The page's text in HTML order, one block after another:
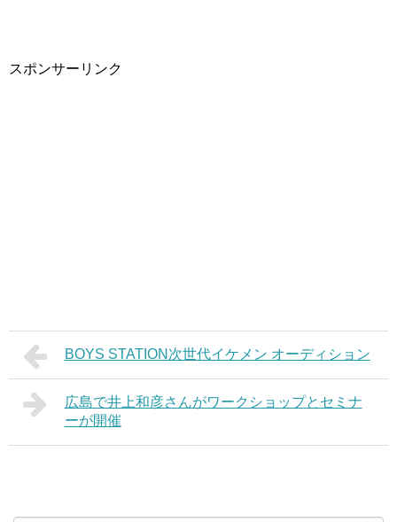
スポンサーリンク
BOYS STATION次世代イケメン オーディション
広島で井上和彦さんがワークショップとセミナ
ーが開催